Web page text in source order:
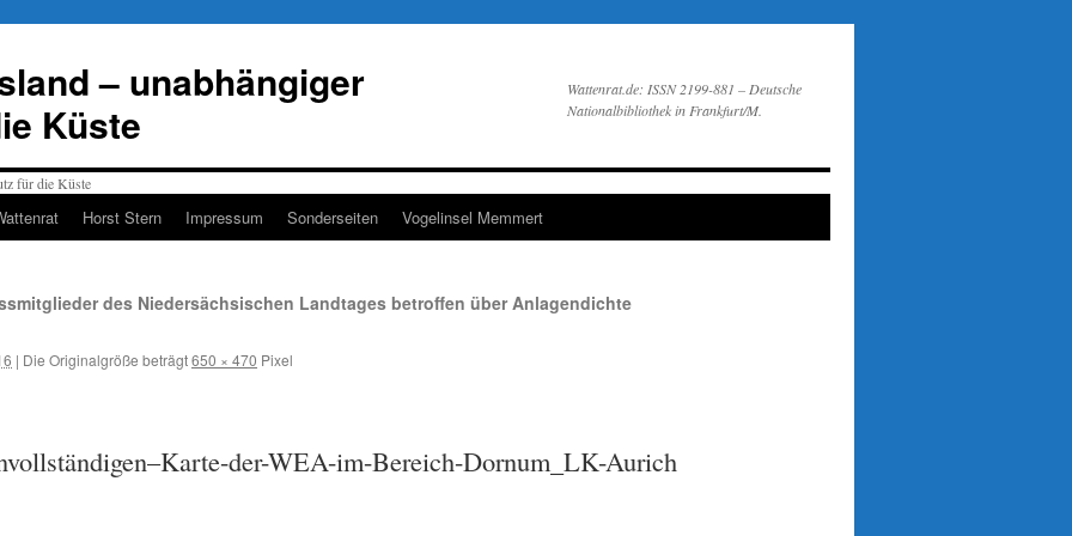
– unabhängiger
Küste
Wattenrat.de: ISSN 2199-881 – Deutsche
Nationalbibliothek in Frankfurt/M.
Horst Stern Impressum Sonderseiten Vogelinsel Memmert
des Niedersächsischen Landtages betroffen über Anlagendichte
| Die Originalgröße beträgt650 × 470 Pixel
der-WEA-im-Bereich-Dornum_LK-Aurich